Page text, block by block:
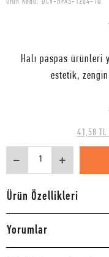
Halı paspas ürünleri
estetik,
41,58
Ürün Özellikleri
Yorumlar